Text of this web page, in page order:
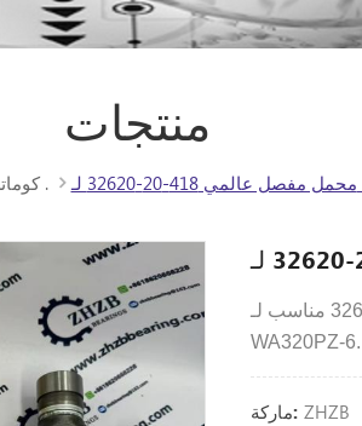
منتجات
كوماتسو .
418-20-32620 مناسب لـ: WA250-6، WA270،
WA320PZ-6.
ماركة: ZHZB